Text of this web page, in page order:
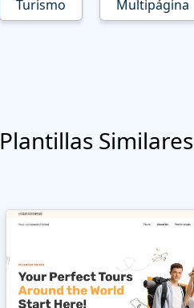
Turismo Multipágina
Plantillas Similares